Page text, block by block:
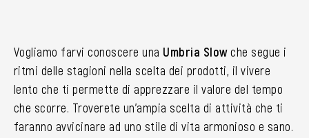
Vogliamo farvi conoscere una Umbria Slowche segue i
ritmi delle stagioni nella scelta dei prodotti, il vivere
lento che ti permette di apprezzare il valore del tempo
che scorre. Troverete un’ampia scelta di attività che ti
faranno avvicinare ad uno stile di vita armonioso e sano.